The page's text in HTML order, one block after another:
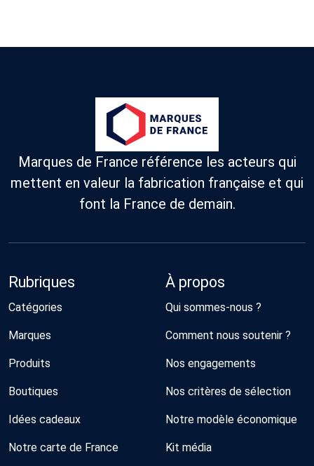
Marques de France référence les acteurs qui
mettent en valeur la fabrication française et qui
font la France de demain.
Rubriques
Catégories
Marques
Produits
Boutiques
Idées cadeaux
Notre carte de France
À propos
Qui sommes-nous ?
Comment nous soutenir ?
Nos engagements
Nos critères de sélection
Notre modèle économique
Kit média